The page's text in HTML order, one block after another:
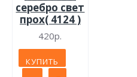
серебро свет
прох( 4124 )
420р.
КУПИТЬ